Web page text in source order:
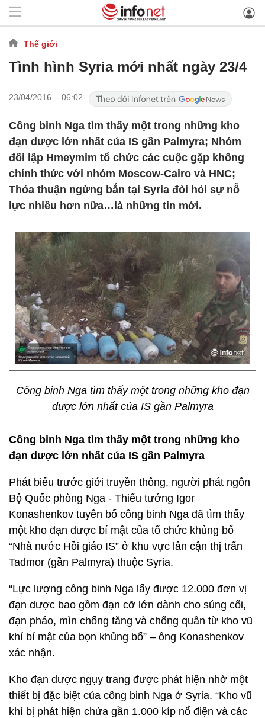
Thế giới
Tình hình Syria mới nhất ngày 23/4
23/04/2016 - 06:02
Công binh Nga tìm thấy một trong những kho
đạn dược lớn nhất của IS gần Palmyra; Nhóm
đối lập Hmeymim tổ chức các cuộc gặp không
chính thức với nhóm Moscow-Cairo và HNC;
Thỏa thuận ngừng bắn tại Syria đòi hỏi sự nỗ
lực nhiều hơn nữa…là những tin mới.
Công binh Nga tìm thấy một trong những kho đạn
dược lớn nhất của IS gần Palmyra
Công binh Nga tìm thấy một trong những kho
đạn dược lớn nhất của IS gần Palmyra
Phát biểu trước giới truyền thông, người phát ngôn
Bộ Quốc phòng Nga - Thiếu tướng Igor
Konashenkov tuyên bố công binh Nga đã tìm thấy
một kho đạn dược bí mật của tổ chức khủng bố
“Nhà nước Hồi giáo IS” ở khu vực lân cận thị trấn
Tadmor (gần Palmyra) thuộc Syria.
“Lực lượng công binh Nga lấy được 12.000 đơn vị
đạn dược bao gồm đạn cỡ lớn dành cho súng cối,
đạn pháo, mìn chống tăng và chống quân từ kho vũ
khí bí mật của bọn khủng bố” – ông Konashenkov
xác nhận.
Kho đạn dược ngụy trang được phát hiện nhờ một
thiết bị đặc biệt của công binh Nga ở Syria. “Kho vũ
khí bị phát hiện chứa gần 1.000 kíp nổ điện và các